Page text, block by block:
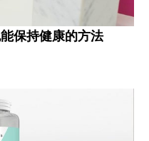
保持健康的方法